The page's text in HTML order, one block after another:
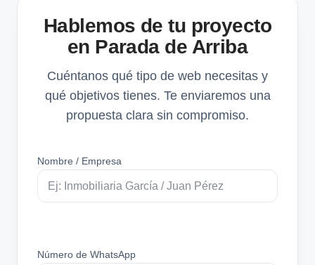
Hablemos de tu proyecto
en Parada de Arriba
Cuéntanos qué tipo de web necesitas y
qué objetivos tienes. Te enviaremos una
propuesta clara sin compromiso.
Nombre / Empresa
Número de WhatsApp